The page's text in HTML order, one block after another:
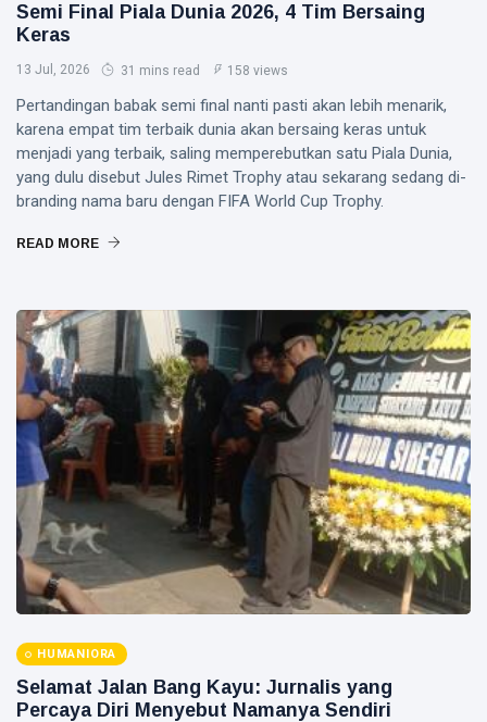
Semi Final Piala Dunia 2026, 4 Tim Bersaing
Keras
13 Jul, 2026 31 mins read 158 views
Pertandingan babak semi final nanti pasti akan lebih menarik,
karena empat tim terbaik dunia akan bersaing keras untuk
menjadi yang terbaik, saling memperebutkan satu Piala Dunia,
yang dulu disebut Jules Rimet Trophy atau sekarang sedang di-
branding nama baru dengan FIFA World Cup Trophy.
READ MORE
HUMANIORA
Selamat Jalan Bang Kayu: Jurnalis yang
Percaya Diri Menyebut Namanya Sendiri